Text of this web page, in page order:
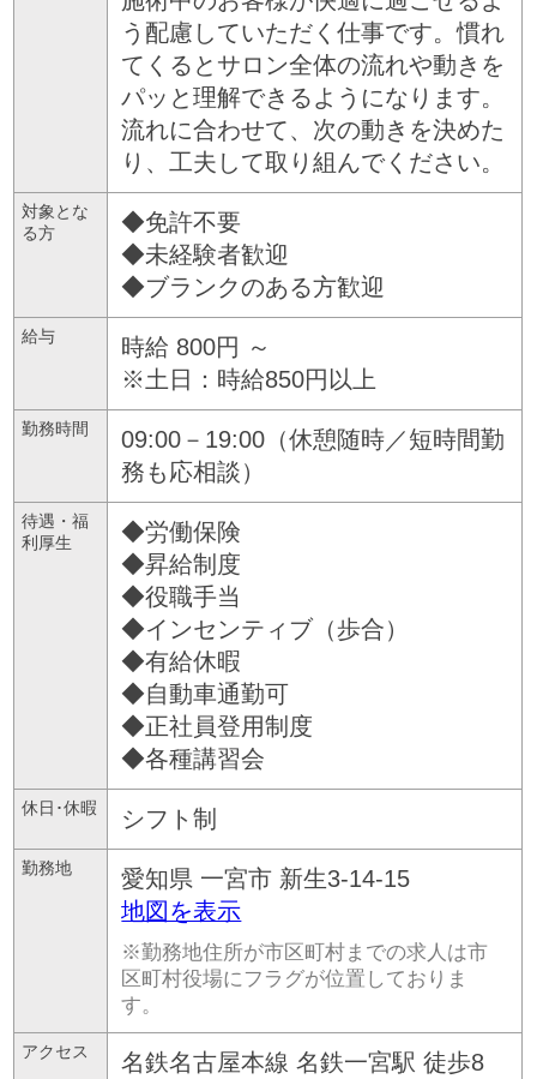
う配慮していただく仕事です。慣れ
てくるとサロン全体の流れや動きを
パッと理解できるようになります。
流れに合わせて、次の動きを決めた
り、工夫して取り組んでください。
対象とな
る方
◆免許不要
◆未経験者歓迎
◆ブランクのある方歓迎
給与
時給 800円 ～
※土日：時給850円以上
勤務時間
09:00－19:00（休憩随時／短時間勤
務も応相談）
待遇・福
利厚生
◆労働保険
◆昇給制度
◆役職手当
◆インセンティブ（歩合）
◆有給休暇
◆自動車通勤可
◆正社員登用制度
◆各種講習会
休日･休暇 シフト制
勤務地 愛知県 一宮市 新生3-14-15
地図を表示
※勤務地住所が市区町村までの求人は市
区町村役場にフラグが位置しておりま
す。
アクセス
名鉄名古屋本線 名鉄一宮駅 徒歩8